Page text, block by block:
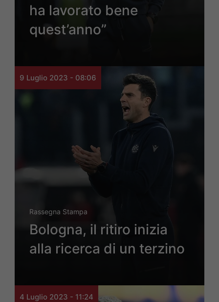
ha lavorato bene
quest’anno”
9 Luglio 2023 - 08:06
Rassegna Stampa
Bologna, il ritiro inizia
alla ricerca di un terzino
4 Luglio 2023 - 11:24